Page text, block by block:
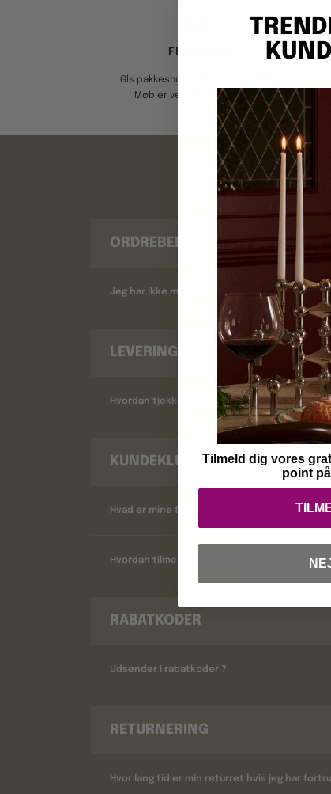
FRI FRAGT
Gls pakkeshop ved køb over 499,-
Møbler ved køb over 3999,-
ORDREBEKRÆFTELSE
Jeg har ikke modtaget en ordrebekræftelse ?
LEVERINGSTID
Hvordan tjekker jeg leveringstid ?
KUNDEKLUB
Hvad er mine fordele ?
Hvordan tilmelder jeg mig ?
RABATKODER
Udsender i rabatkoder ?
RETURNERING
Hvor lang tid er min returret hvis jeg har
Tilmeld dig vores
point